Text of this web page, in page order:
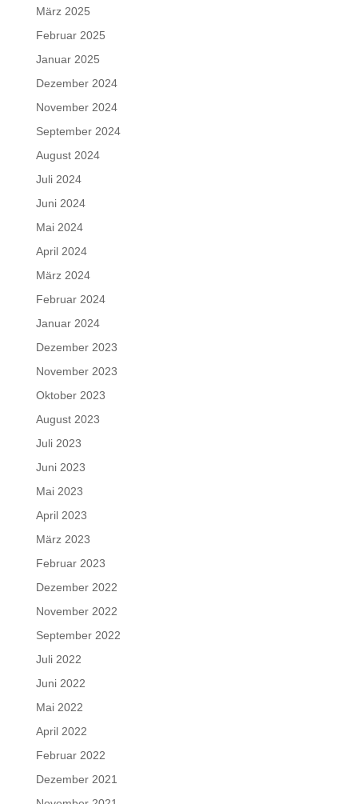
März 2025
Februar 2025
Januar 2025
Dezember 2024
November 2024
September 2024
August 2024
Juli 2024
Juni 2024
Mai 2024
April 2024
März 2024
Februar 2024
Januar 2024
Dezember 2023
November 2023
Oktober 2023
August 2023
Juli 2023
Juni 2023
Mai 2023
April 2023
März 2023
Februar 2023
Dezember 2022
November 2022
September 2022
Juli 2022
Juni 2022
Mai 2022
April 2022
Februar 2022
Dezember 2021